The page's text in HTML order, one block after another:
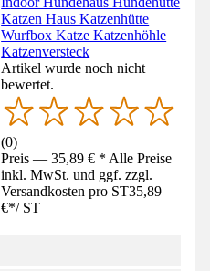
Katzen Haus Katzenhütte
Wurfbox Katze Katzenhöhle
Katzenversteck
Artikel wurde noch nicht
bewertet.
(0)
Preis — 35,89 € * Alle Preise
inkl. MwSt. und ggf. zzgl.
Versandkosten pro ST35,89
€*/ ST